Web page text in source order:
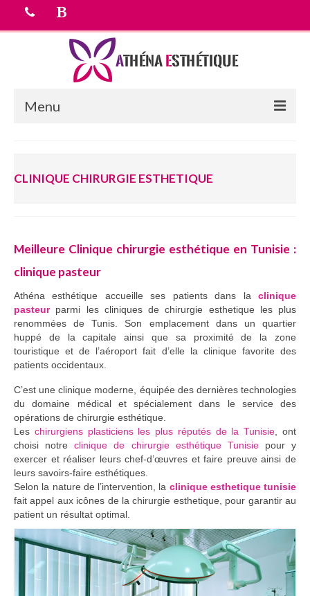
Menu
chirurgie esthetique
Tarifs
Devis Gratuit
Blog
CLINIQUE CHIRURGIE ESTHETIQUE
Meilleure Clinique chirurgie esthétique en Tunisie :
clinique pasteur
Athéna esthétique accueille ses patients dans la clinique
pasteurparmi les cliniques de chirurgie esthetique les plus
renommées de Tunis. Son emplacement dans un quartier
huppé de la capitale ainsi que sa proximité de la zone
touristique et de l’aéroport fait d’elle la clinique favorite des
patients occidentaux.
C’est une clinique moderne, équipée des dernières technologies
du domaine médical et spécialement dans le service des
opérations de chirurgie esthétique.
Les chirurgiens plasticiens les plus réputés de la Tunisie , ont
choisi notreclinique de chirurgie esthétique Tunisiepour y
exercer et réaliser leurs chef-d’œuvres et faire preuve ainsi de
leurs savoirs-faire esthétiques.
Selon la nature de l’intervention, la clinique esthetique tunisie
fait appel aux icônes de la chirurgie esthetique, pour garantir au
patient un résultat optimal.